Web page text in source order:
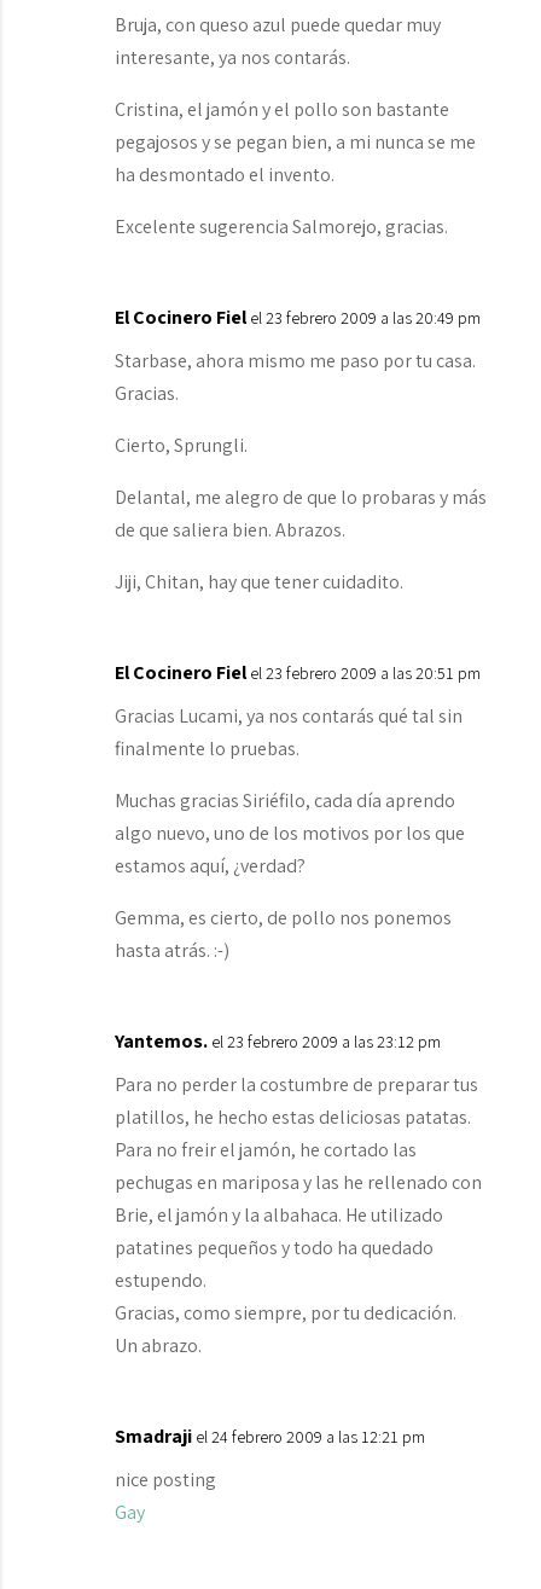
Bruja, con queso azul puede quedar muy
interesante, ya nos contarás.
Cristina, el jamón y el pollo son bastante
pegajosos y se pegan bien, a mi nunca se me
ha desmontado el invento.
Excelente sugerencia Salmorejo, gracias.
El Cocinero Fiel el 23 febrero 2009 a las 20:49 pm
Starbase, ahora mismo me paso por tu casa.
Gracias.
Cierto, Sprungli.
Delantal, me alegro de que lo probaras y más
de que saliera bien. Abrazos.
Jiji, Chitan, hay que tener cuidadito.
El Cocinero Fiel el 23 febrero 2009 a las 20:51 pm
Gracias Lucami, ya nos contarás qué tal sin
finalmente lo pruebas.
Muchas gracias Siriéfilo, cada día aprendo
algo nuevo, uno de los motivos por los que
estamos aquí, ¿verdad?
Gemma, es cierto, de pollo nos ponemos
hasta atrás. :-)
Yantemos. el 23 febrero 2009 a las 23:12 pm
Para no perder la costumbre de preparar tus
platillos, he hecho estas deliciosas patatas.
Para no freir el jamón, he cortado las
pechugas en mariposa y las he rellenado con
Brie, el jamón y la albahaca. He utilizado
patatines pequeños y todo ha quedado
estupendo.
Gracias, como siempre, por tu dedicación.
Un abrazo.
Smadraji el 24 febrero 2009 a las 12:21 pm
nice posting
Gay